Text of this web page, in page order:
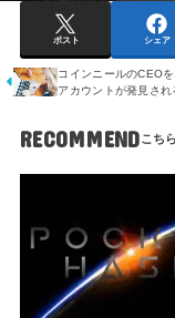
ポスト シェア
コインニールのCEO
アカウントが発見され
RECOMMEND